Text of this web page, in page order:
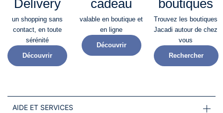
Delivery
un shopping sans
contact, en toute
sérénité​
Découvrir
cadeau
valable en boutique et
en ligne
Découvrir
boutiques
Trouvez les boutiques
Jacadi autour de chez
vous
Rechercher
AIDE ET SERVICES